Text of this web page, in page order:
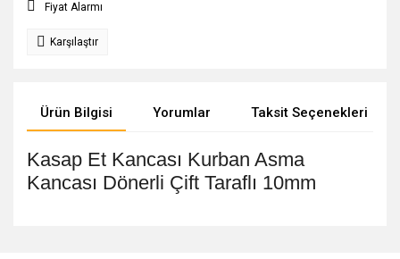
Fiyat Alarmı
Karşılaştır
Ürün Bilgisi Yorumlar Taksit Seçenekleri
Kasap Et Kancası Kurban Asma
Kancası Dönerli Çift Taraflı 10mm